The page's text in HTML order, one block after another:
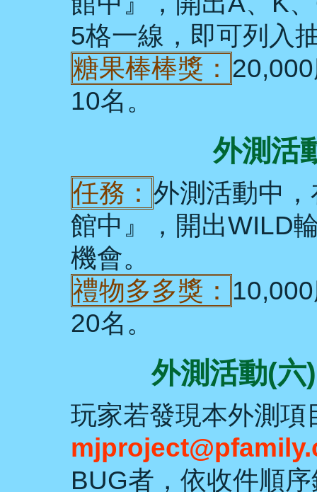
5格一線，即可列入
糖果棒棒獎：
10名。
外測活
任務： 外測活動中
館中』，開出WILD
機會。
禮物多多獎：
20名。
外測活動(
玩家若發現本外測
BUG者，依收件順